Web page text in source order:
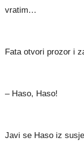
vratim…
Fata otvori prozor i
– Haso, Haso!
Javi se Haso iz